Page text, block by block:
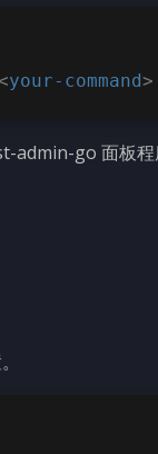
<your-command>
admin-go 面板程